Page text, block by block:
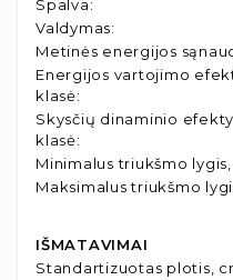
Spalva:
Valdymas:
Metinės energijos
Energijos vartojimo
klasė:
Skysčių dinaminio
klasė:
Minimalus triukšmo
Maksimalus triukšmo
IŠMATAVIMAI
Standartizuotas plotis,